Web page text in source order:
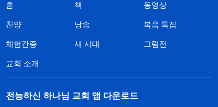
홈 책 동영상
찬양 낭송 복음 특집
체험간증 새 시대 그림전
교회 소개
전능하신 하나님 교회 앱 다운로드